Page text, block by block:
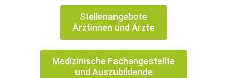
Stellenangebote
Ärztinnen und Ärzte
Medizinische Fachangestellte
und Auszubildende